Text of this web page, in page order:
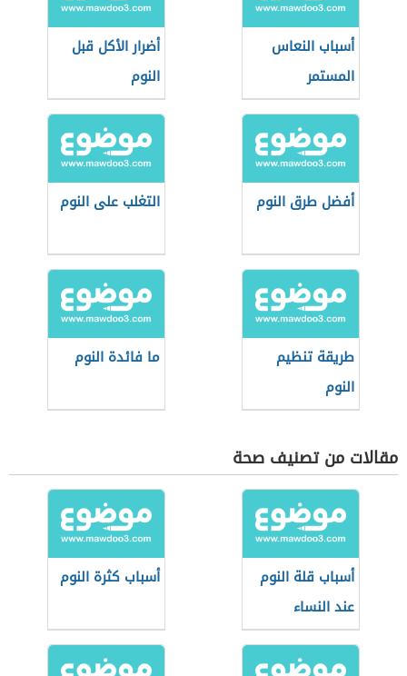
أسباب النعاس
المستمر
أضرار الأكل قبل
النوم
أفضل طرق النوم التغلب على النوم
طريقة تنظيم
النوم
ما فائدة النوم
مقالات من تصنيف صحة
أسباب قلة النوم
عند النساء
أسباب كثرة النوم